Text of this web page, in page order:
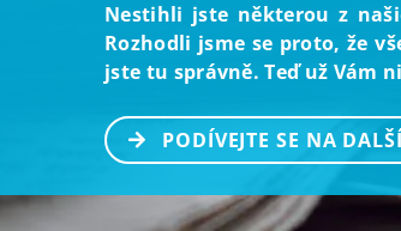
Nestihli jste některou z
Rozhodli jsme se proto, že
jste tu správně. Teď už Vám
PODÍVEJTE SE NA